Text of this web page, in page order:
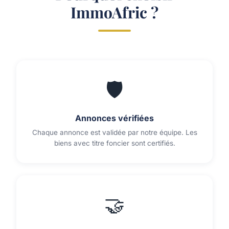
ImmoAfric ?
🛡️
Annonces vérifiées
Chaque annonce est validée par notre équipe. Les
biens avec titre foncier sont certifiés.
🤝